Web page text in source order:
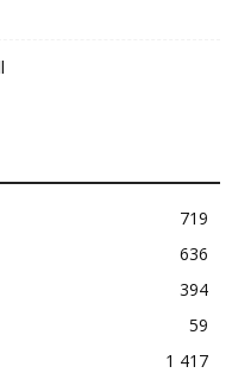
719
636
394
59
1 417